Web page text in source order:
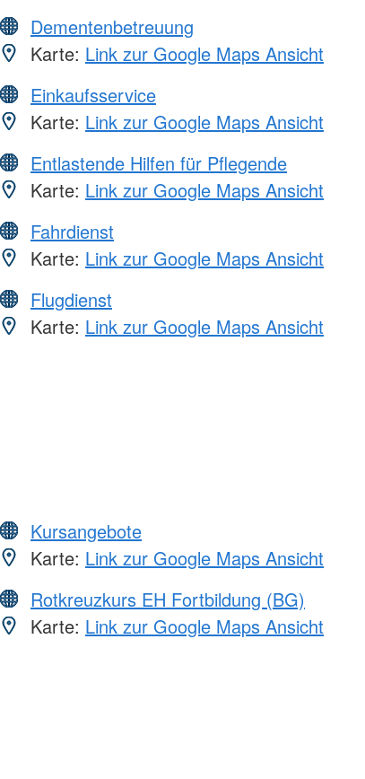
Dementenbetreuung
Karte: Link zur Google Maps Ansicht
Einkaufsservice
Karte: Link zur Google Maps Ansicht
Entlastende Hilfen für Pflegende
Karte: Link zur Google Maps Ansicht
Fahrdienst
Karte: Link zur Google Maps Ansicht
Flugdienst
Karte: Link zur Google Maps Ansicht
Kursangebote
Karte: Link zur Google Maps Ansicht
Rotkreuzkurs EH Fortbildung (BG)
Karte: Link zur Google Maps Ansicht